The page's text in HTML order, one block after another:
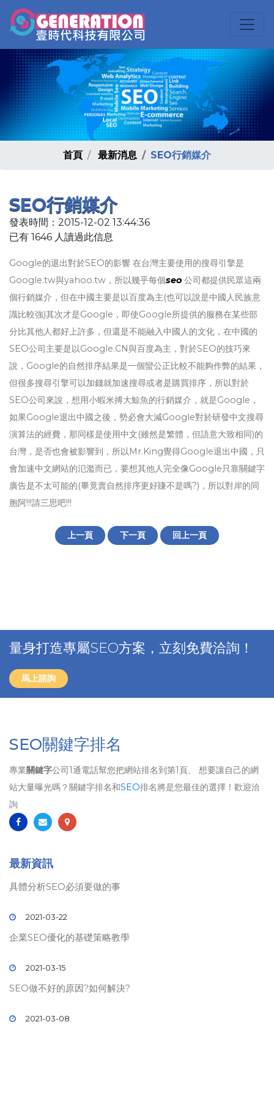
首頁 最新消息 SEO行銷媒介
SEO行銷媒介
發表時間：2015-12-02 13:44:36
已有 1646 人讀過此信息
Google的退出對於SEO的影響 在台灣主要使用的搜尋引擎是
Google.tw與yahoo.tw，所以幾乎每個seo 公司都提供民眾這兩
個行銷媒介，但在中國主要是以百度為主(也可以說是中國人民族意
識比較強)其次才是Google，即使Google所提供的服務在某些部
分比其他人都好上許多，但還是不能融入中國人的文化，在中國的
SEO公司主要是以Google.CN與百度為主，對於SEO的技巧來
說，Google的自然排序結果是一個蠻公正比較不能夠作弊的結果，
但很多搜尋引擎可以加錢就加速搜尋或者是購買排序，所以對於
SEO公司來說，想用小蝦米搏大鯨魚的行銷媒介，就是Google，
如果Google退出中國之後，勢必會大減Google對於研發中文搜尋
演算法的經費，那同樣是使用中文(雖然是繁體，但語意大致相同)的
台灣，是否也會被影響到，所以Mr.King覺得Google退出中國，只
會加速中文網站的氾濫而已，要想其他人完全像Google只靠關鍵字
廣告是不太可能的(畢竟賣自然排序更好賺不是嗎?)，所以對岸的同
胞阿!!!請三思吧!!!
上一頁 下一頁 回上一頁
量身打造專屬SEO方案，立刻免費洽詢！
馬上諮詢
SEO關鍵字排名
專業關鍵字公司1通電話幫您把網站排名到第1頁、 想要讓自己的網
站大量曝光嗎？關鍵字排名和SEO排名將是您最佳的選擇！歡迎洽
詢
最新資訊
具體分析SEO必須要做的事
2021-03-22
企業SEO優化的基礎策略教學
2021-03-15
SEO做不好的原因?如何解決?
2021-03-08